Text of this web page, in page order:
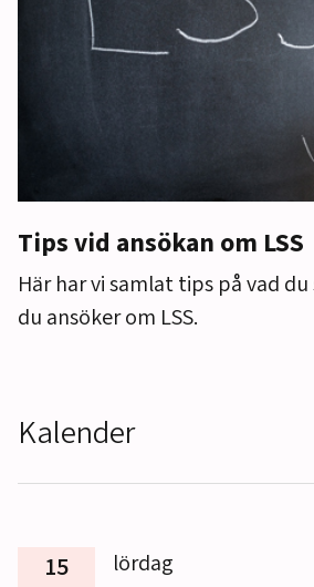
Tips vid ansökan om LSS
Här har vi samlat tips på vad
du ansöker om LSS.
Kalender
15 lördag